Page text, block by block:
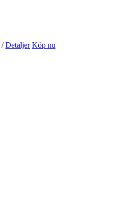
/ Detaljer Köp nu